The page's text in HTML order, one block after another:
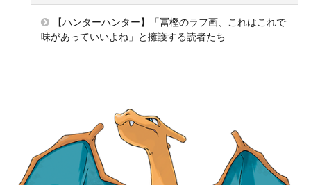
【ハンターハンター】「冨樫のラフ画、これはこれで
味があっていいよね」と擁護する読者たち